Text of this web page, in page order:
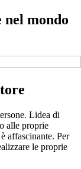
mondo
Lidea di
alle proprie
affascinante. Per
le proprie